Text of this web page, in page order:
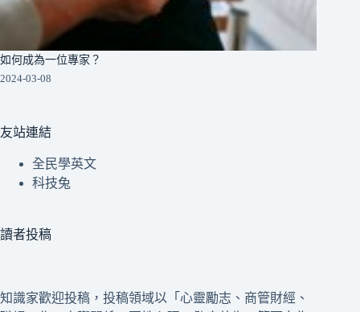
如何成為一位專家？
2024-03-08
友站連結
全民學英文
科技兔
讀者投稿
知識家歡迎投稿，投稿領域以「心靈勵志、商管財經、